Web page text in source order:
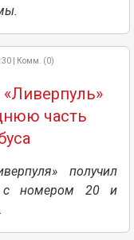
| Комм. (0)
часть
получил
с номером 20 и